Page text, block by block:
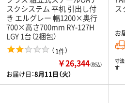
スクシステム 平机 引出し付
き エルグレー 幅1200×奥行
700×高さ700mm RY-127H
LGY 1台（2梱包）
（1件）
￥26,344（税込）
お届け日：8月11日（火）
ス
お
寸
す